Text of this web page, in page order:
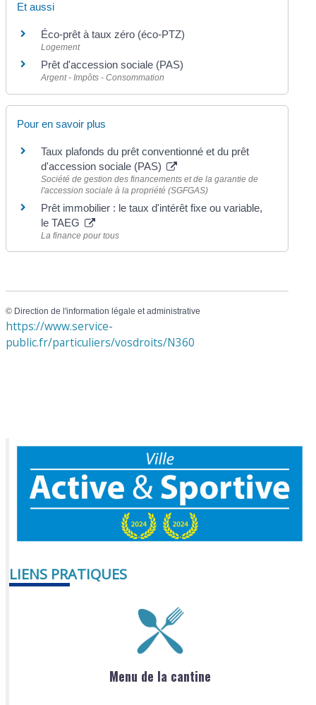
Et aussi
Éco-prêt à taux zéro (éco-PTZ)
Logement
Prêt d'accession sociale (PAS)
Argent - Impôts - Consommation
Pour en savoir plus
Taux plafonds du prêt conventionné et du prêt
d'accession sociale (PAS)
Société de gestion des financements et de la garantie de
l'accession sociale à la propriété (SGFGAS)
Prêt immobilier : le taux d'intérêt fixe ou variable,
le TAEG
La finance pour tous
© Direction de l'information légale et administrative
https://www.service-
public.fr/particuliers/vosdroits/N360
LIENS PRATIQUES
Menu de la cantine